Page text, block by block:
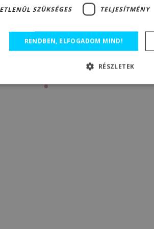
SZÜKSÉGES TELJESÍTMÉNY
RENDBEN, ELFOGADOM MIND!
RÉSZLETEK